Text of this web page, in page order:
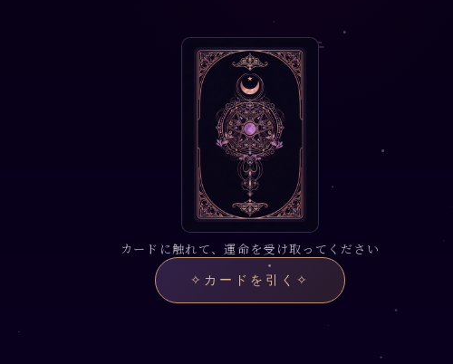
カードに触れて、運命を受け取ってください
✧ カードを引く ✧